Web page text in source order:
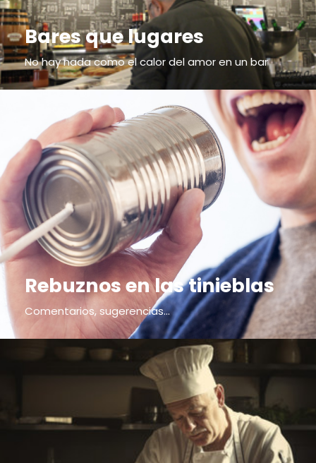
Bares que lugares
No hay nada como el calor del amor en un bar
Rebuznos en las tinieblas
Comentarios, sugerencias...